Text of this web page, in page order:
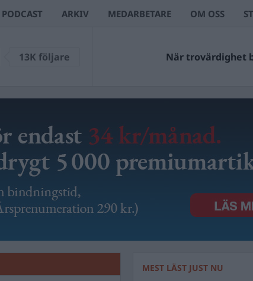
PODCAST ARKIV MEDARBETARE OM OSS
13K följare När trovärdighet
MEST LÄST JUST NU